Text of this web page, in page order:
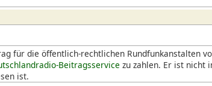
für die öffentlich-rechtlichen Rundfunkanstalten
Beitragsservice zu zahlen. Er ist nicht
ist.